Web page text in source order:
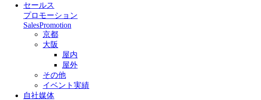
セールス
プロモーション
SalesPromotion
京都
大阪
屋内
屋外
その他
イベント実績
自社媒体